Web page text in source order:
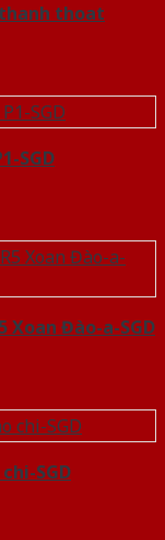
thanh thoat
SGD
Xoan Đào-a-SGD
SGD